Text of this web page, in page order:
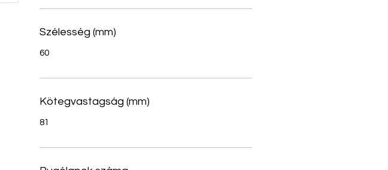
Szélesség (mm)
60
Kötegvastagság (mm)
81